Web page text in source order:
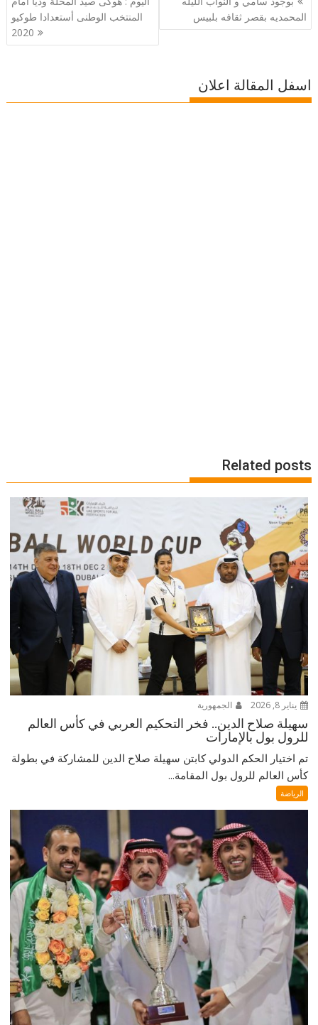
المقالات
المحمديه بقصر ثقافه بلبيس
المنتخب الوطنى أستعدادا طوكيو
2020
اسفل المقالة اعلان
Related posts
يناير 8, 2026 الجمهورية
سهيلة صلاح الدين.. فخر التحكيم العربي في كأس العالم
للرول بول بالإمارات
تم اختيار الحكم الدولي كابتن سهيلة صلاح الدين للمشاركة في بطولة
كأس العالم للرول بول المقامة...
الرياضة